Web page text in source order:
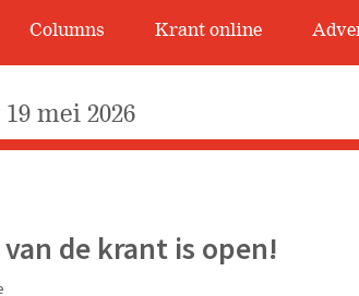
Columns Krant online
19 mei 2026
de krant is open!